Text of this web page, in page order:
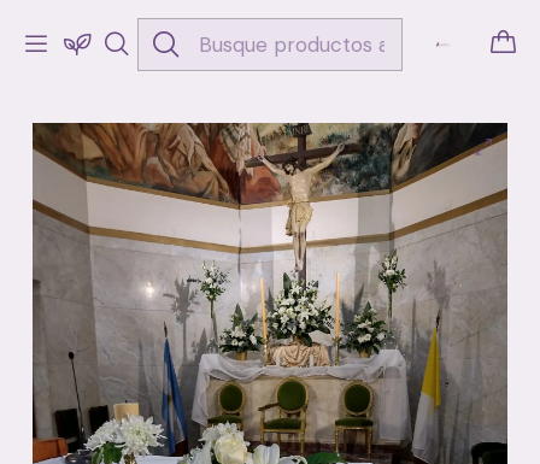
Inicio Bodas y Eventos
Ceremonias
Decoración de Iglesia